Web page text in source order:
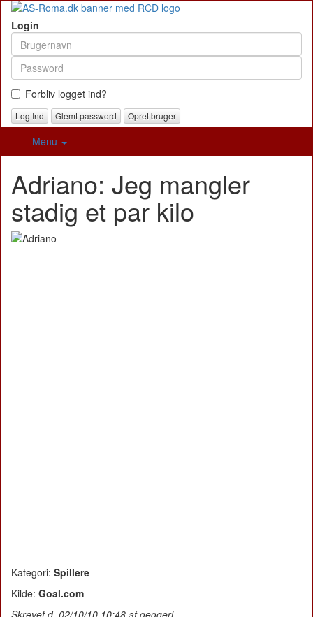
Login
Forbliv logget ind?
Glemt password Opret bruger
Menu
Adriano: Jeg mangler
stadig et par kilo
Kategori: Spillere
Kilde: Goal.com